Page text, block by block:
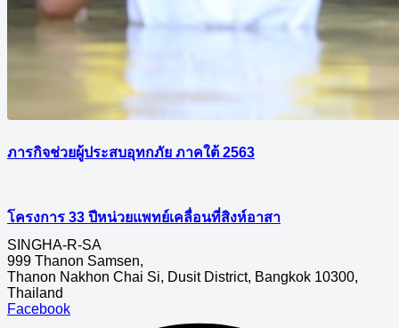
ภารกิจช่วยผู้ประสบอุทกภัย ภาคใต้ 2563
โครงการ 33 ปีหน่วยแพทย์เคลื่อนที่สิงห์อาสา
SINGHA-R-SA
999 Thanon Samsen,
Thanon Nakhon Chai Si, Dusit District, Bangkok 10300,
Thailand
Facebook